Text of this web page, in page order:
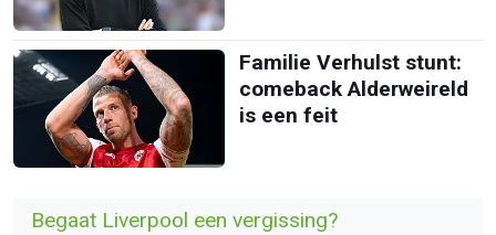
Familie Verhulst stunt:
comeback Alderweireld
is een feit
Begaat Liverpool een vergissing?